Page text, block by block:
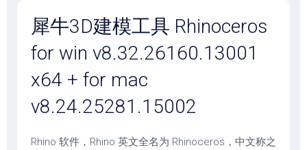
犀牛3D建模工具 Rhinoceros
for win v8.32.26160.13001
x64 + for mac
v8.24.25281.15002
Rhino 软件，Rhino 英文全名为 Rhinoceros，中文称之